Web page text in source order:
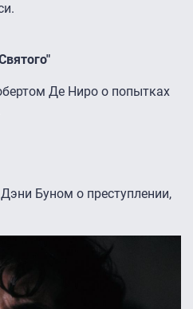
Де Ниро о попытках
Буном о преступлении,